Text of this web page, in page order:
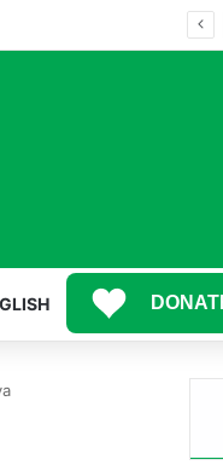
Bun Nga